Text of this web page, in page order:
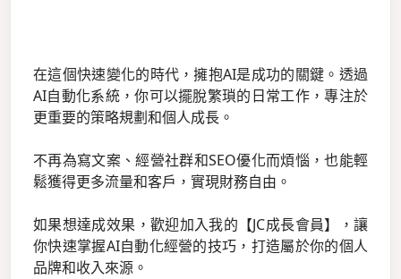
在這個快速變化的時代，擁抱AI是成功的關鍵。透過
AI自動化系統，你可以擺脫繁瑣的日常工作，專注於
更重要的策略規劃和個人成長。
不再為寫文案、經營社群和SEO優化而煩惱，也能輕
鬆獲得更多流量和客戶，實現財務自由。
如果想達成效果，歡迎加入我的【JC成長會員】，讓
你快速掌握AI自動化經營的技巧，打造屬於你的個人
品牌和收入來源。